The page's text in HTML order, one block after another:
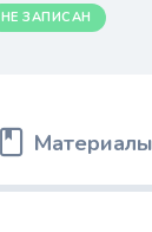
НЕ ЗАПИСАН
Материалы